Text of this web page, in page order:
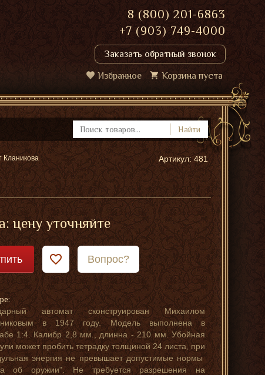
8 (800) 201-6863
+7 (903) 749-4000
Заказать обратный звонок
Избранное Корзина пуста
Найти
Кланикова Артикул: 481
цену уточняйте
Вопрос?
автомат сконструирован Михаилом
в 1947 году. Модель выполнена в
1:4. Калибр 2,8 мм., длинна - 210 мм. Убойная
может пробить тетрадку толщиной 24 листа, при
энергия не превышает допустимые нормы
об оружии". Не требуется разрешения на